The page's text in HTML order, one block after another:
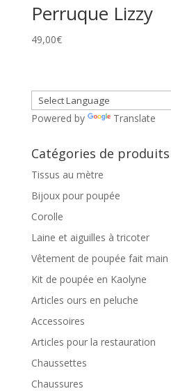
Perruque Lizzy
49,00€
Powered by Translate
Catégories de produits
Tissus au mètre
Bijoux pour poupée
Corolle
Laine et aiguilles à tricoter
Vêtement de poupée fait
Kit de poupée en Kaolyne
Articles ours en peluche
Accessoires
Articles pour la restauration
Chaussettes
Chaussures